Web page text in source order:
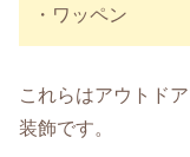
・ワッペン
これらはアウトド
装飾です。